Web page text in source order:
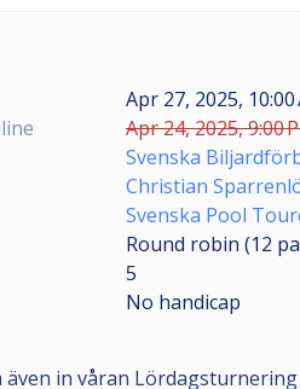
Apr 27, 2025,
Apr 24, 2025, 9:00
Svenska
Christian
Svenska Pool
Round robin (12
5
No handicap
även in våran